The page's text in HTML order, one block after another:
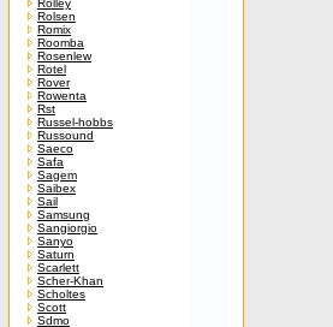
Rolley
Rolsen
Romix
Roomba
Rosenlew
Rotel
Rover
Rowenta
Rst
Russel-hobbs
Russound
Saeco
Safa
Sagem
Saibex
Sail
Samsung
Sangiorgio
Sanyo
Saturn
Scarlett
Scher-Khan
Scholtes
Scott
Sdmo